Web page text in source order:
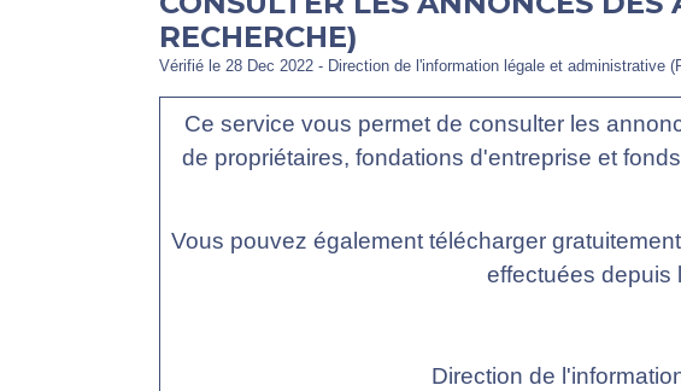
RECHERCHE)
Vérifié le 28 Dec 2022 - Direction de l'information légale et administrative
Ce service vous permet de consulter les
de propriétaires, fondations d'entreprise et
Vous pouvez également télécharger
effectuées depuis
Direction de